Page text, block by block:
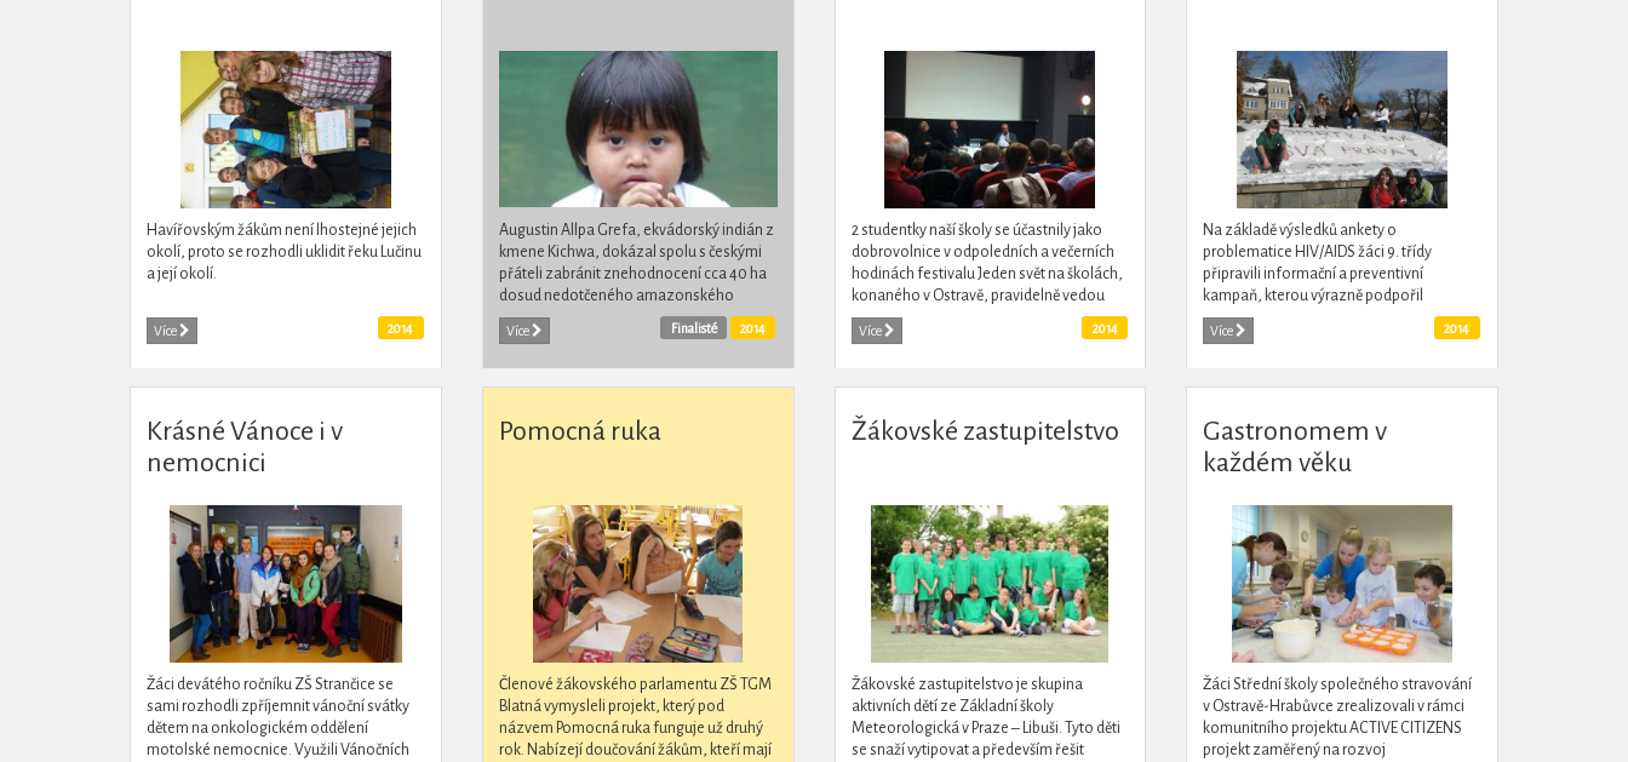
Havířovským žákům není lhostejné jejich
okolí, proto se rozhodli uklidit řeku Lučinu
a její okolí.
Více 2014
Augustin Allpa Grefa, ekvádorský indián z
kmene Kichwa, dokázal spolu s českými
přáteli zabránit znehodnocení cca 40 ha
dosud nedotčeného amazonského
pralesa. Během jednoho roku získali díky
mnoha dárcům prostředky,...
Více 2014
Finalisté
2 studentky naší školy se účastnily jako
dobrovolnice v odpoledních a večerních
hodinách festivalu Jeden svět na školách,
konaného v Ostravě, pravidelně vedou
klub Jeden svět na školách a již potřetí
organizovaly...
Více 2014
Na základě výsledků ankety o
problematice HIV/AIDS žáci 9. třídy
připravili informační a preventivní
kampaň, kterou výrazně podpořil
spontánní happening. Kampaň měla
dlouhodobější charakter a podařilo se jí...
Více 2014
Krásné Vánoce i v
nemocnici
Žáci devátého ročníku ZŠ Strančice se
sami rozhodli zpříjemnit vánoční svátky
dětem na onkologickém oddělení
motolské nemocnice. Využili Vánočních
Pomocná ruka
Členové žákovského parlamentu ZŠ TGM
Blatná vymysleli projekt, který pod
názvem Pomocná ruka funguje už druhý
rok. Nabízejí doučování žákům, kteří mají
Žákovské zastupitelstvo
Žákovské zastupitelstvo je skupina
aktivních dětí ze Základní školy
Meteorologická v Praze – Libuši. Tyto děti
se snaží vytipovat a především řešit
Gastronomem v
každém věku
Žáci Střední školy společného stravování
v Ostravě-Hrabůvce zrealizovali v rámci
komunitního projektu ACTIVE CITIZENS
projekt zaměřený na rozvoj